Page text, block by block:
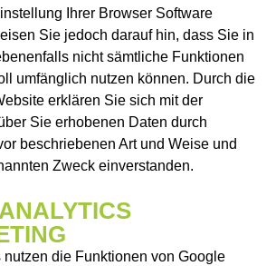
Ihrer Browser Software
Sie jedoch darauf hin, dass Sie in
nicht sämtliche Funktionen
umfänglich nutzen können. Durch die
erklären Sie sich mit der
Sie erhobenen Daten durch
beschriebenen Art und Weise und
Zweck einverstanden.
nutzen die Funktionen von Google